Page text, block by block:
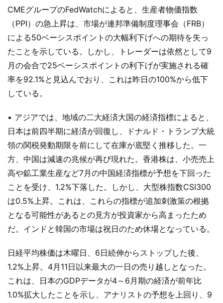
CMEグループのFedWatchによると、生産者物価指数
（PPI）の急上昇は、市場が連邦準備制度理事会（FRB）
による50ベーシスポイントの大幅利下げへの期待を失っ
たことを示している。しかし、トレーダーは依然として9
月の会合で25ベーシスポイントの利下げが実施される確
率を92.1%と見込んでおり、これは昨日の100%から低下
している。
• アジアでは、地域の二大経済大国の経済指標によると、
日本は前四半期に経済が回復し、ドナルド・トランプ大統
領の関税発動期限を前にして在庫が底堅く推移した。一
方、中国は減速の兆候が再び現れた。香港株は、小売売上
高や鉱工業生産など7月の中国経済指標が予想を下回った
ことを受け、1.2%下落した。しかし、大型株指数CSI300
は0.5%上昇。これは、これらの指標が追加刺激策の根拠
となる可能性があるとの見方が投資家から高まったため
だ。インドと韓国の市場は祝日のため休場となっている。
日経平均株価は木曜日、6日続伸からストップした後、
1.2%上昇。4月11日以来最大の一日の売り越しとなった。
これは、日本のGDPデータが4～6月期の経済が前年比
1.0%拡大したことを示し、アナリストの予想を上回り、9